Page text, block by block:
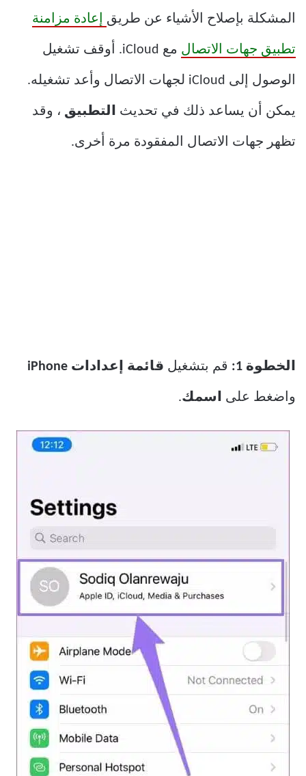
المشكلة بإصلاح الأشياء عن طريق إعادة مزامنة
تطبيق جهات الاتصال مع iCloud. أوقف تشغيل
الوصول إلى iCloud لجهات الاتصال وأعد تشغيله.
يمكن أن يساعد ذلك في تحديث التطبيق ، وقد
تظهر جهات الاتصال المفقودة مرة أخرى.
الخطوة 1: قم بتشغيل قائمة إعدادات iPhone
واضغط على اسمك.